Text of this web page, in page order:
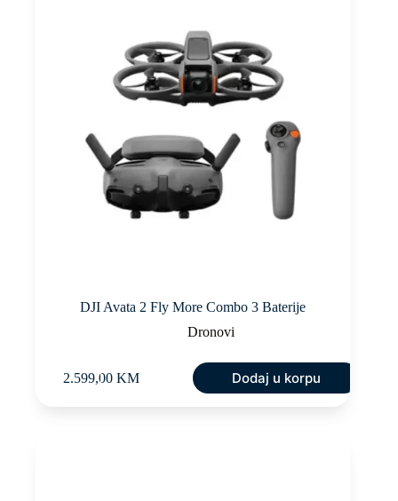
DJI Avata 2 Fly More Combo 3 Baterije
Dronovi
2.599,00 KM Dodaj u korpu